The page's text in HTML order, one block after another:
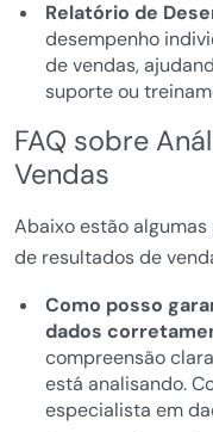
Relatório de
desempenho
de vendas,
suporte ou
FAQ sobre
Vendas
Abaixo estão
de resultados de
Como posso
dados
compreensão
está analisando.
especialista em